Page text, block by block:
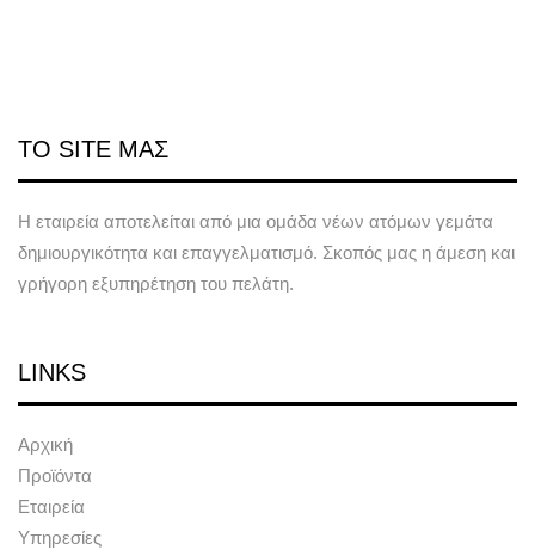
ΤΟ SITE ΜΑΣ
Η εταιρεία αποτελείται από μια ομάδα νέων ατόμων γεμάτα
δημιουργικότητα και επαγγελματισμό. Σκοπός μας η άμεση και
γρήγορη εξυπηρέτηση του πελάτη.
LINKS
Αρχική
Προϊόντα
Εταιρεία
Υπηρεσίες